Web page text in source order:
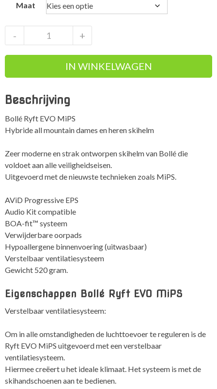
Maat
Ryft
EVO
veilige
hybride
aantal
+
-
IN WINKELWAGEN
Beschrijving
Bollé Ryft EVO MiPS
Hybride all mountain dames en heren skihelm
Zeer moderne en strak ontworpen skihelm van Bollé die
voldoet aan alle veiligheidseisen.
Uitgevoerd met de nieuwste technieken zoals MiPS.
AViD Progressive EPS
Audio Kit compatible
BOA-fit™ systeem
Verwijderbare oorpads
Hypoallergene binnenvoering (uitwasbaar)
Verstelbaar ventilatiesysteem
Gewicht 520 gram.
Eigenschappen Bollé Ryft EVO MiPS
Verstelbaar ventilatiesysteem:
Om in alle omstandigheden de luchttoevoer te reguleren is de
Ryft EVO MiPS uitgevoerd met een verstelbaar
ventilatiesysteem.
Hiermee creëert u het ideale klimaat. Het systeem is met de
skihandschoenen aan te bedienen.